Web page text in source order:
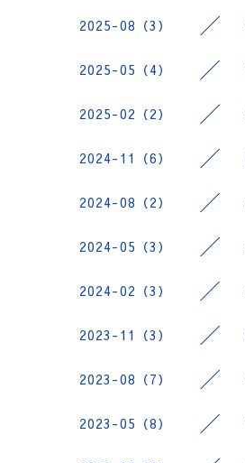
2025-08（3）
2025-05（4）
2025-02（2）
2024-11（6）
2024-08（2）
2024-05（3）
2024-02（3）
2023-11（3）
2023-08（7）
2023-05（8）